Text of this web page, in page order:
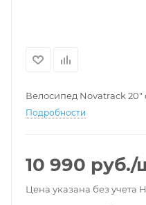
Велосипед Novatrack 20"
Подробности
10 990 руб./
Цена указана без учета